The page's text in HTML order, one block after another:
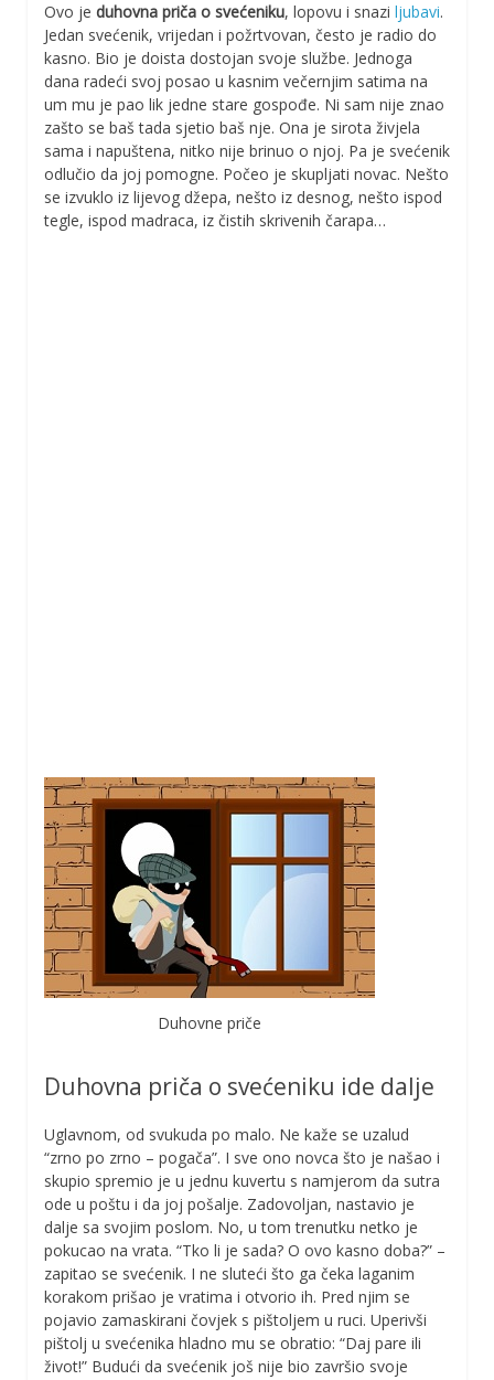
Ovo je duhovna priča o svećeniku, lopovu i snazi ljubavi.
Jedan svećenik, vrijedan i požrtvovan, često je radio do
kasno. Bio je doista dostojan svoje službe. Jednoga
dana radeći svoj posao u kasnim večernjim satima na
um mu je pao lik jedne stare gospođe. Ni sam nije znao
zašto se baš tada sjetio baš nje. Ona je sirota živjela
sama i napuštena, nitko nije brinuo o njoj. Pa je svećenik
odlučio da joj pomogne. Počeo je skupljati novac. Nešto
se izvuklo iz lijevog džepa, nešto iz desnog, nešto ispod
tegle, ispod madraca, iz čistih skrivenih čarapa…
Duhovne priče
Duhovna priča o svećeniku ide dalje
Uglavnom, od svukuda po malo. Ne kaže se uzalud
“zrno po zrno – pogača”. I sve ono novca što je našao i
skupio spremio je u jednu kuvertu s namjerom da sutra
ode u poštu i da joj pošalje. Zadovoljan, nastavio je
dalje sa svojim poslom. No, u tom trenutku netko je
pokucao na vrata. “Tko li je sada? O ovo kasno doba?” –
zapitao se svećenik. I ne sluteći što ga čeka laganim
korakom prišao je vratima i otvorio ih. Pred njim se
pojavio zamaskirani čovjek s pištoljem u ruci. Uperivši
pištolj u svećenika hladno mu se obratio: “Daj pare ili
život!” Budući da svećenik još nije bio završio svoje